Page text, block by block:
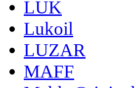
LUK
Lukoil
LUZAR
MAFF